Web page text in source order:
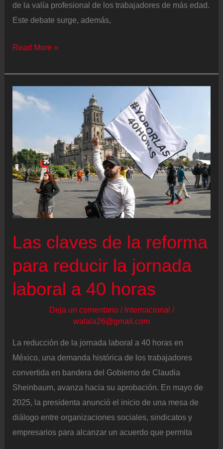
de la valía profesional de los trabajadores de más edad.
Este debate surge, además,
La
generación
de
mayores
“Quizás
no
me
jubile
Read More »
Las claves de la reforma
para reducir la jornada
laboral a 40 horas
Deja un comentario / Internacional /
walala26@gmail.com
La reducción de la jornada laboral a 40 horas en
México, una demanda histórica de los trabajadores
convertida en bandera del Gobierno de Claudia
Sheinbaum, avanza hacia su aprobación. En mayo de
2025, la presidenta anunció el inicio de una mesa de
diálogo entre organizaciones sociales, sindicatos y
empresarios para alcanzar un acuerdo que permita